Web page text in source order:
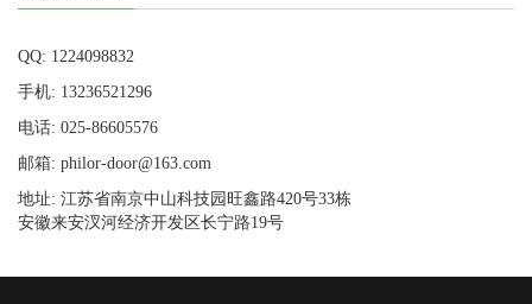
QQ: 1224098832
手机: 13236521296
电话: 025-86605576
邮箱: philor-door@163.com
地址: 江苏省南京中山科技园旺鑫路420号33栋
安徽来安汊河经济开发区长宁路19号